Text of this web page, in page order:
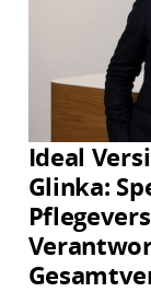
Ideal
Glinka: